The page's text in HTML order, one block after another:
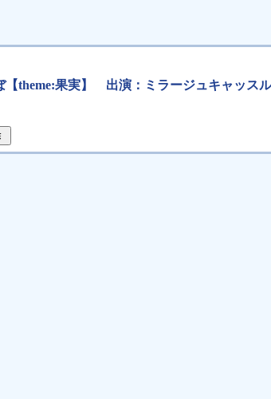
【theme:果実】 出演：ミラージュキャッス